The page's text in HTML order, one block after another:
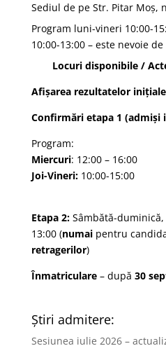
Sediul de pe Str. Pitar Moș,
Program luni-vineri 10:00-
10:00-13:00 – este nevoie
Locuri disponibile/
Afișarea rezultatelor
Confirmărietapa 1 (admiși
Program:
Miercuri: 12:00 – 16:00
Joi-Vineri: 10:00-15:00
Etapa 2: Sâmbătă-
13:00 (numai pentru
retragerilor)
Înmatriculare– după 30
Știri admitere:
Sesiunea iulie 2026 –